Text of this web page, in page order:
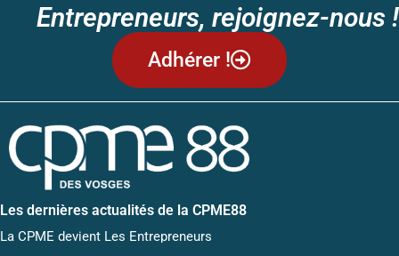
Entrepreneurs, rejoignez-nous !
Adhérer !
Les dernières actualités de la CPME88
La CPME devient Les Entrepreneurs